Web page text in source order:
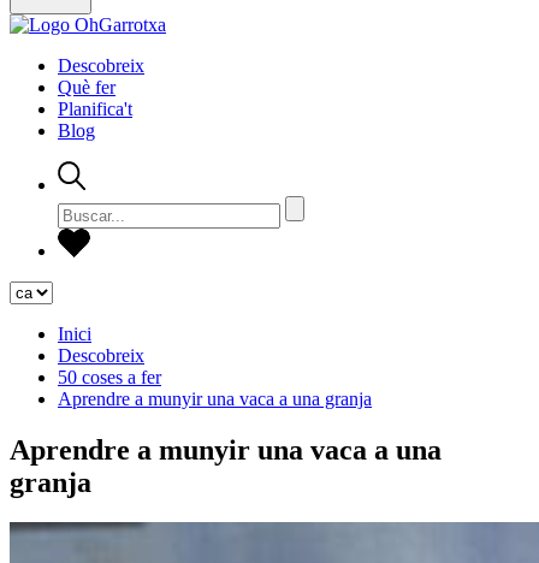
Descobreix
Què fer
Planifica't
Blog
Inici
Descobreix
50 coses a fer
Aprendre a munyir una vaca a una granja
Aprendre a munyir una vaca a una
granja